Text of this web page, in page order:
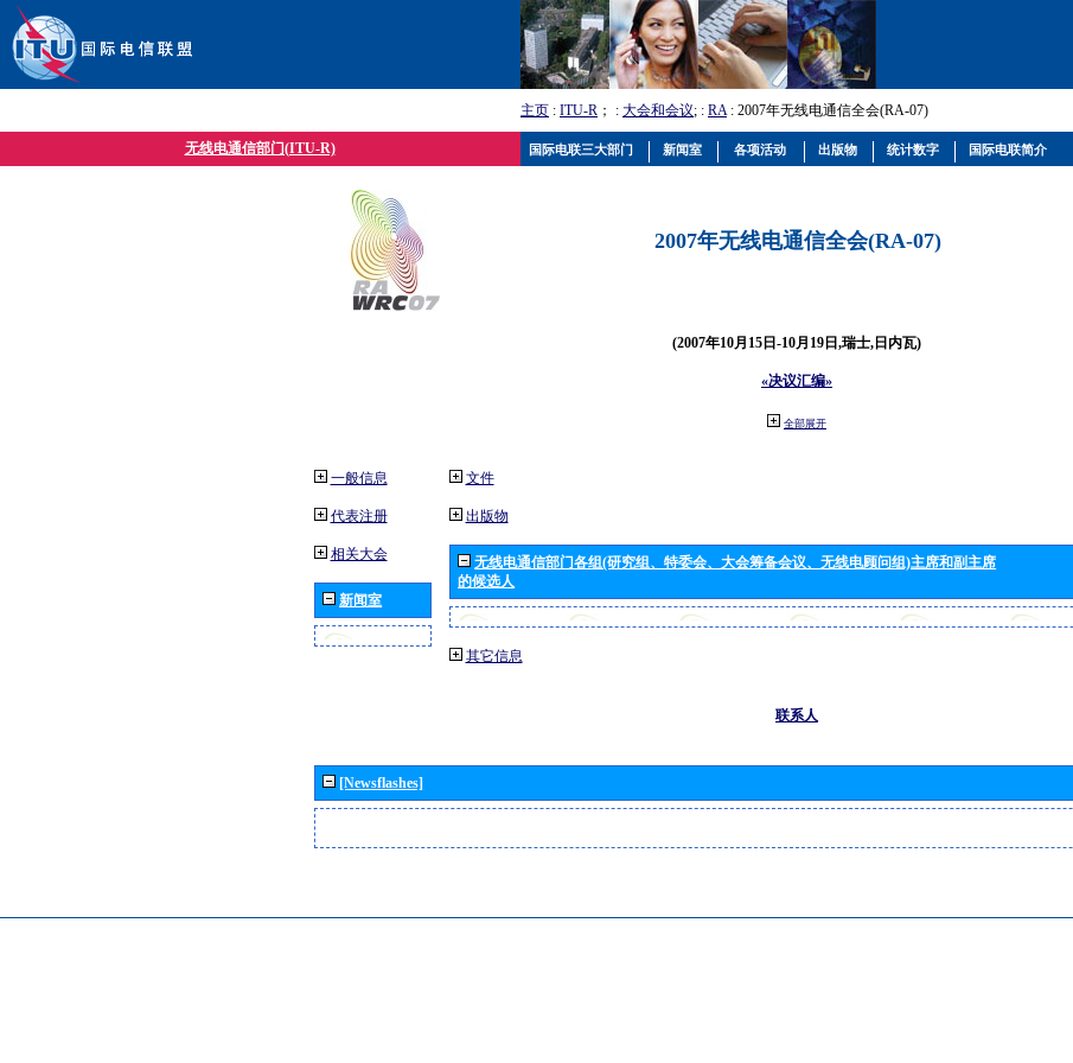
主页 : ITU-R ； : 大会和会议; : RA: 2007年无线电通信全会(RA-07)
无线电通信部门(ITU-R)
2007年无线电通信全会(RA-07)
(2007年10月15日-10月19日,瑞士,日内瓦)
«决议汇编»
全部展开
一般信息
代表注册
相关大会
新闻室
文件
出版物
无线电通信部门各组(研究组、特委会、大会筹备会议、无线电顾问组)主席和副主席
的候选人
其它信息
联系人
[Newsflashes]
国际电联三大部门 新闻室 各项活动 出版物 统计数字 国际电联简介